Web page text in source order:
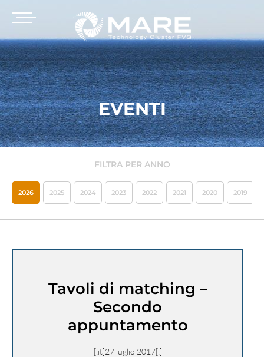
EVENTI
FILTRA PER ANNO
2026 2025 2024 2023 2022 2021 2020 2019
Tavoli di matching –
Secondo
appuntamento
[:it]27 luglio 2017[:]